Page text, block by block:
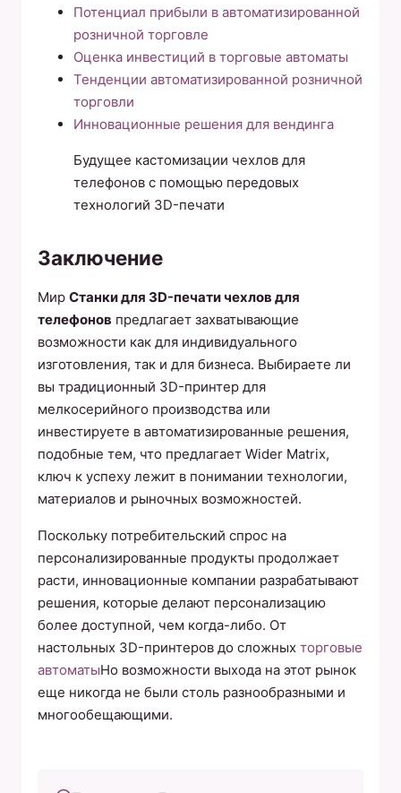
Потенциал прибыли в автоматизированной
розничной торговле
Оценка инвестиций в торговые автоматы
Тенденции автоматизированной розничной
торговли
Инновационные решения для вендинга
Будущее кастомизации чехлов для
телефонов с помощью передовых
технологий 3D-печати
Заключение
Мир Станки для 3D-печати чехлов для
телефонов предлагает захватывающие
возможности как для индивидуального
изготовления, так и для бизнеса. Выбираете ли
вы традиционный 3D-принтер для
мелкосерийного производства или
инвестируете в автоматизированные решения,
подобные тем, что предлагает Wider Matrix,
ключ к успеху лежит в понимании технологии,
материалов и рыночных возможностей.
Поскольку потребительский спрос на
персонализированные продукты продолжает
расти, инновационные компании разрабатывают
решения, которые делают персонализацию
более доступной, чем когда-либо. От
настольных 3D-принтеров до сложных торговые
автоматыНо возможности выхода на этот рынок
еще никогда не были столь разнообразными и
многообещающими.